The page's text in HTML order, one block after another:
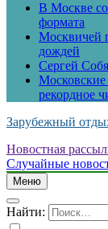
В Москве
формата
Москвичей
дождей
Сергей
Московские
рекордное
Зарубежный
Новостная
Случайные
Меню
Найти: